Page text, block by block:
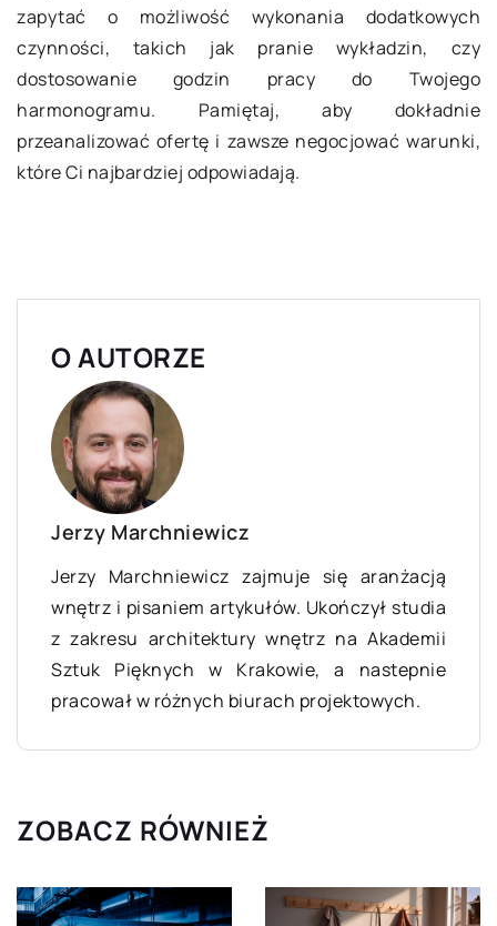
zapytać o możliwość wykonania dodatkowych
czynności, takich jak pranie wykładzin, czy
dostosowanie godzin pracy do Twojego
harmonogramu. Pamiętaj, aby dokładnie
przeanalizować ofertę i zawsze negocjować warunki,
które Ci najbardziej odpowiadają.
O AUTORZE
Jerzy Marchniewicz
Jerzy Marchniewicz zajmuje się aranżacją
wnętrz i pisaniem artykułów. Ukończył studia
z zakresu architektury wnętrz na Akademii
Sztuk Pięknych w Krakowie, a nastepnie
pracował w różnych biurach projektowych.
ZOBACZ RÓWNIEŻ